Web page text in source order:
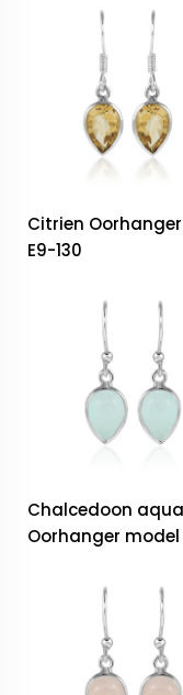
Citrien
E9-130
Chalcedoon aqua
Oorhanger model